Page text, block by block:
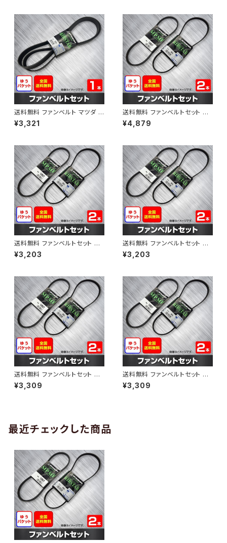
送料無料 ファンベルト マツダ C
X-3 型式DK5AW H28.10～H
30.05 （国内トップメーカー） 1
¥3,321
送料無料 ファンベルトセット マ
ツダ カペラ 型式GF8P H11.09
～H14.03 （国内トップメーカ
¥4,879
送料無料 ファンベルトセット マ
ツダ ボンゴブローニィ 型式SK5
HM H11.06～H16.11 （国内トッ
¥3,203
送料無料 ファンベルトセット マ
ツダ ボンゴブローニィ 型式SK5
HV H11.06～H16.11 （国内トッ
¥3,203
送料無料 ファンベルトセット マ
ツダ ファミリアS-ワゴン 型式B
J5W H10.04～H12.10 （国内ト
¥3,309
送料無料 ファンベルトセット マ
ツダ ロードスター 型式NB6C
H09.12～H12.06 （国内トップ
¥3,309
最近チェックした商品